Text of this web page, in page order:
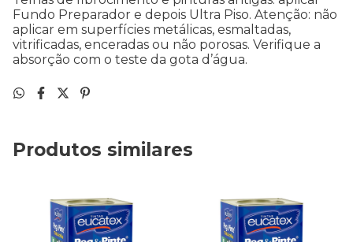
Fundo Preparador e depois Ultra Piso. Atenção: não
aplicar em superfícies metálicas, esmaltadas,
vitrificadas, enceradas ou não porosas. Verifique a
absorção com o teste da gota d’água.
Produtos similares